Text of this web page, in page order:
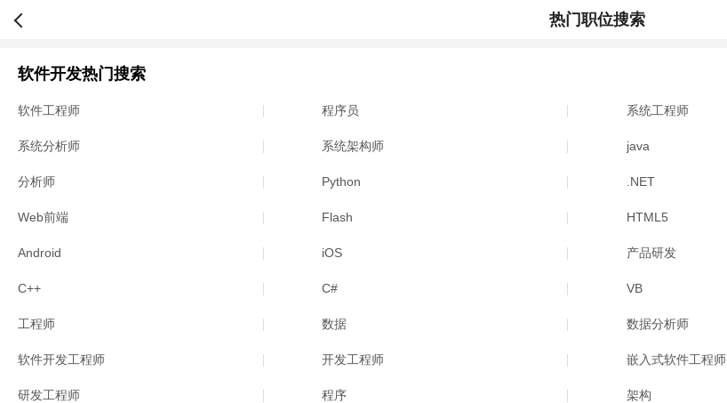
热门职位搜索
软件开发热门搜索
软件工程师 程序员 系统工程师
系统分析师 系统架构师 java
分析师 Python .NET
Web前端 Flash HTML5
Android iOS 产品研发
C++ C# VB
工程师 数据 数据分析师
软件开发工程师 开发工程师 嵌入式软件工程师
研发工程师 程序 架构